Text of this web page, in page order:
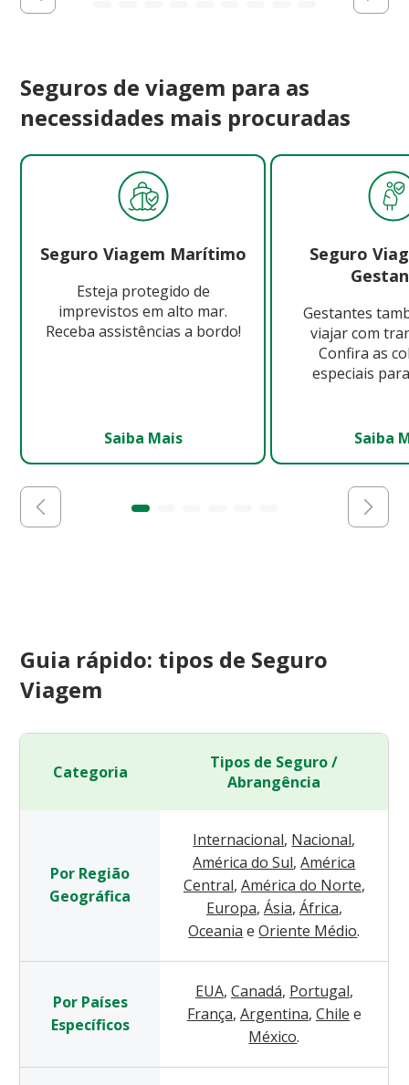
Seguros de viagem para as
necessidades mais procuradas
Seguro Viagem Marítimo
Esteja protegido de
imprevistos em alto mar.
Receba assistências a bordo!
Saiba Mais
Seguro
Gestantes
viajar com
Confira as
especiais
Saiba
Guia rápido: tipos de Seguro
Viagem
Categoria
Tipos de Seguro /
Abrangência
Por Região
Geográfica
Internacional, Nacional,
América do Sul, América
Central, América do Norte,
Europa, Ásia, África,
Oceania e Oriente Médio.
Por Países
Específicos
EUA, Canadá, Portugal,
França, Argentina, Chile e
México.